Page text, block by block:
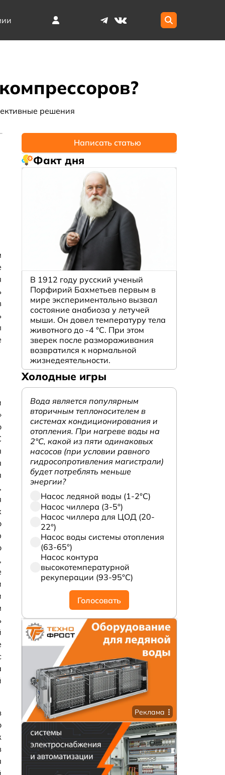
решения
Написать статью
Факт дня
В 1912 году русский ученый
Порфирий Бахметьев первым в
мире экспериментально вызвал
состояние анабиоза у летучей
мыши. Он довел температуру тела
животного до -4 °C. При этом
зверек после размораживания
возвратился к нормальной
жизнедеятельности.
Холодные игры
Вода является популярным
вторичным теплоносителем в
системах кондиционирования и
отопления. При нагреве воды на
2°С, какой из пяти одинаковых
насосов (при условии равного
гидросопротивления магистрали)
будет потреблять меньше
энергии?
Насос ледяной воды (1-2°С)
Насос чиллера (3-5°)
Насос чиллера для ЦОД (20-
22°)
Насос воды системы отопления
(63-65°)
Насос контура
высокотемпературной
рекуперации (93-95°С)
Голосовать
Реклама